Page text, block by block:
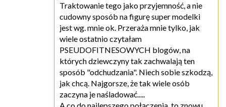
Traktowanie tego jako przyjemność, a nie
cudowny sposób na figurę super modelki
jest wg. mnie ok. Przeraża mnie tylko, jak
wiele ostatnio czytałam
PSEUDOFITNESOWYCH blogów, na
których dziewczyny tak zachwalają ten
sposób "odchudzania". Niech sobie szkodzą,
jak chcą. Najgorsze, że tak wiele osób
zaczyna je naśladować.....